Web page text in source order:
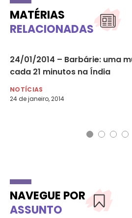
MATÉRIAS
RELACIONADAS
24/01/2014 – Barbárie: uma
cada 21 minutos na Índia
NOTÍCIAS
24 de janeiro, 2014
NAVEGUE POR
ASSUNTO